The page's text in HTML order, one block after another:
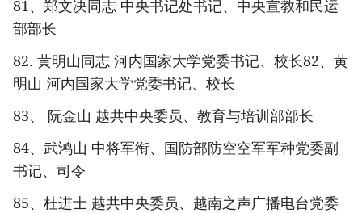
81、郑文决同志 中央书记处书记、中央宣教和民运
部部长
82. 黄明山同志 河内国家大学党委书记、校长82、黄
明山 河内国家大学党委书记、校长
83、 阮金山 越共中央委员、教育与培训部部长
84、武鸿山 中将军衔、国防部防空空军军种党委副
书记、司令
85、杜进士 越共中央委员、越南之声广播电台党委